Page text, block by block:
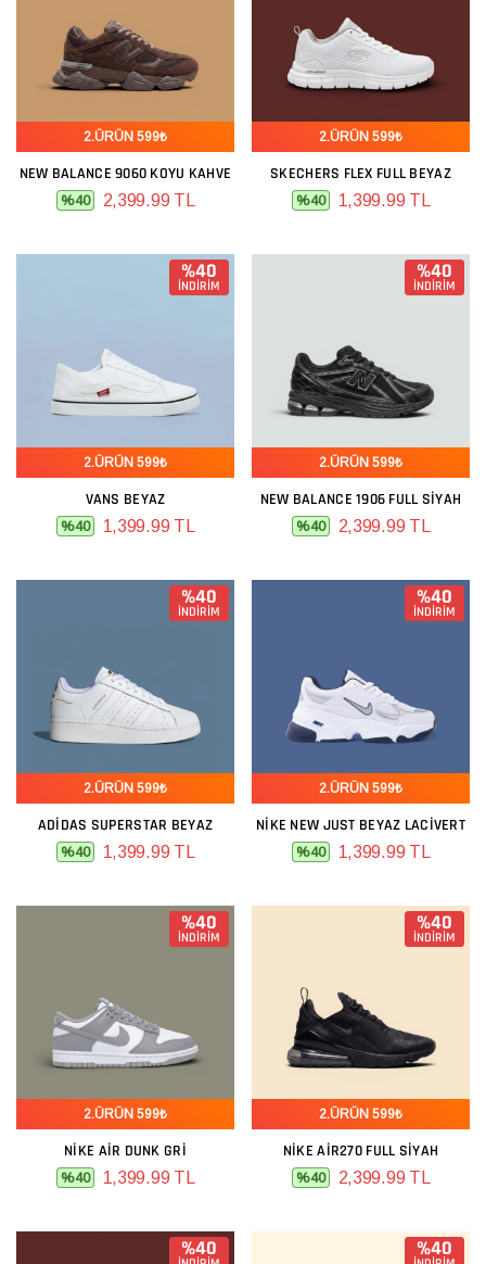
2.ÜRÜN 599₺
NEW BALANCE 9060 KOYU KAHVE
%40 2,399.99 TL
2.ÜRÜN 599₺
SKECHERS FLEX FULL BEYAZ
%40 1,399.99 TL
%40
İNDİRİM
2.ÜRÜN 599₺
VANS BEYAZ
%40 1,399.99 TL
%40
İNDİRİM
2.ÜRÜN 599₺
NEW BALANCE 1906 FULL SIYAH
%40 2,399.99 TL
%40
İNDİRİM
2.ÜRÜN 599₺
ADIDAS SUPERSTAR BEYAZ
%40 1,399.99 TL
%40
İNDİRİM
2.ÜRÜN 599₺
NIKE NEW JUST BEYAZ LACIVERT
%40 1,399.99 TL
%40
İNDİRİM
2.ÜRÜN 599₺
NIKE AIR DUNK GRI
%40 1,399.99 TL
%40
İNDİRİM
2.ÜRÜN 599₺
NIKE AIR270 FULL SIYAH
%40 2,399.99 TL
%40 %40